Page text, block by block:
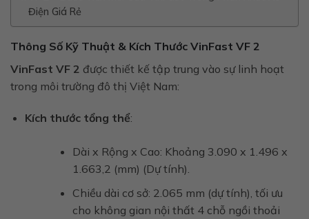
Điện Giá Rẻ
Thông Số Kỹ Thuật & Kích Thước VinFast VF 2
VinFast VF 2 được thiết kế tập trung vào sự linh hoạt
trong môi trường đô thị Việt Nam:
Kích thước tổng thể:
Dài x Rộng x Cao: Khoảng 3.090 x 1.496 x
1.663,2 (mm) (Dự tính).
Chiều dài cơ sở: 2.065 mm (dự tính), tối ưu
cho không gian nội thất 4 chỗ ngồi thoải